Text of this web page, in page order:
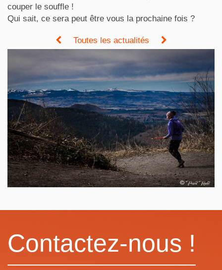
couper le souffle !
Qui sait, ce sera peut être vous la prochaine fois ?
Toutes les actualités
Contactez-nous !